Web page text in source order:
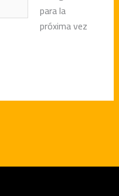
para la
próxima vez